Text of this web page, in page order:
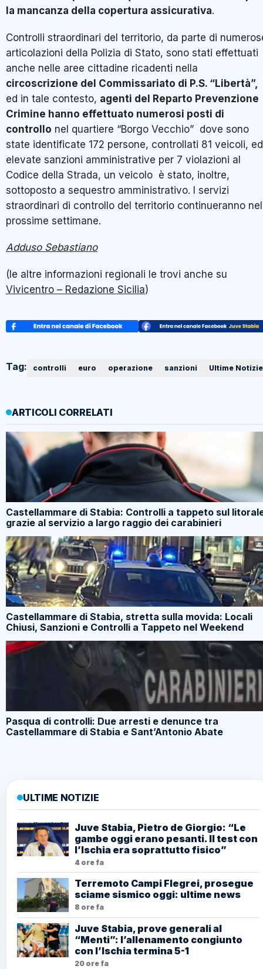
la mancanza della copertura assicurativa.
Controlli straordinari del territorio, da parte di
articolazioni della Polizia di Stato, sono stati effettuati
anche nelle aree cittadine ricadenti nella
circoscrizione del Commissariato di P.S. “Libertà”,
ed in tale contesto, agenti del Reparto Prevenzione
Crimine hanno effettuato numerosi posti di
controllo nel quartiere “Borgo Vecchio” dove sono
state identificate 172 persone, controllati 81 veicoli, ed
elevate sanzioni amministrative per 7 violazioni al
Codice della Strada, un veicolo è stato, inoltre,
sottoposto a sequestro amministrativo. I servizi
straordinari di controllo del territorio continueranno
prossime settimane.
Adduso Sebastiano
(le altre informazioni regionali le trovi anche su
Vivicentro – Redazione Sicilia)
Tag: controlli euro operazione sanzioni Ultime Notizie
ARTICOLI CORRELATI
Castellammare di Stabia: Controlli a tappeto sul
grazie al servizio a largo raggio dei carabinieri
Castellammare di Stabia, stretta sulla movida: Locali
Chiusi, Sanzioni e Controlli a Tappeto nel Weekend
Pasqua di controlli: Due arresti e denunce tra
Castellammare di Stabia e Sant’Antonio Abate
ULTIME NOTIZIE
Juve Stabia, Pietro de Giorgio: “Le
gambe oggi erano pesanti. Il test con
l’Ischia era soprattutto fisico”
4 ore fa
Terremoto Campi Flegrei, prosegue
sciame sismico oggi: ultime news
8 ore fa
Juve Stabia, prove generali al
“Menti”: l’allenamento congiunto
con l’Ischia termina 5-1
20 ore fa